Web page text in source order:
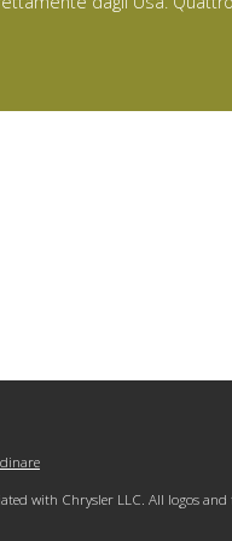
with Chrysler LLC. All logos